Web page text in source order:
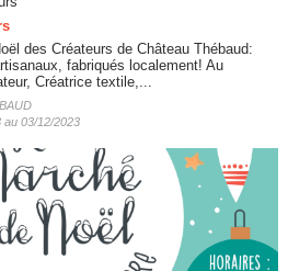
des Créateurs de Château Thébaud:
fabriqués localement! Au
Créatrice textile,...
au 03/12/2023